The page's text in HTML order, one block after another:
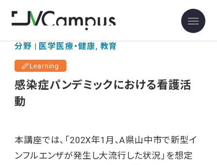
分野 | 医学医療・健康, 教育
Learning
感染症パンデミックにおける看護活
動
本講座では、「202X年1月、A県山中市で新型イ
ンフルエンザが発生し大流行した状況」を想定